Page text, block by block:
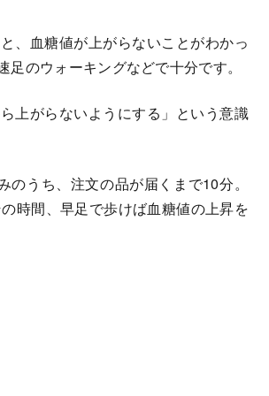
、血糖値が上がらないことがわかっ
のウォーキングなどで十分です。
上がらないようにする」という意識
うち、注文の品が届くまで10分。
時間、早足で歩けば血糖値の上昇を